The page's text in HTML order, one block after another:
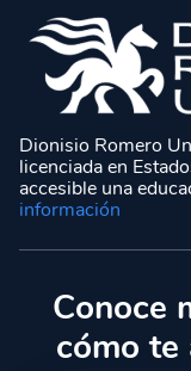
Dionisio Romero
licenciada en
accesible una
información
Conoce
cómo te